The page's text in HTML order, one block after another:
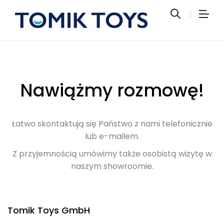
Nawiążmy rozmowę!
Łatwo skontaktują się Państwo z nami telefonicznie
lub e-mailem.
Z przyjemnością umówimy także osobistą wizytę w
naszym showroomie.
Tomik Toys GmbH